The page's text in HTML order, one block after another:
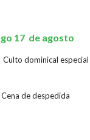
17 de agosto
Culto dominical especial
Cena de despedida